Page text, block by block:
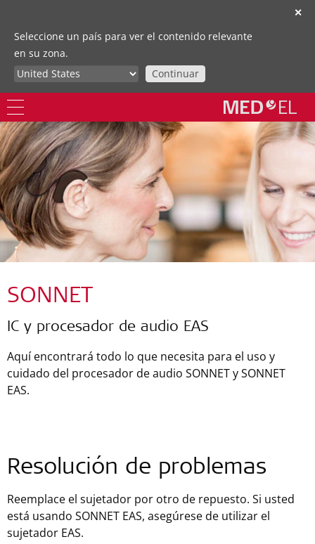
✕
Seleccione un país para ver el contenido relevante
en su zona.
Continuar
SONNET
IC y procesador de audio EAS
Aquí encontrará todo lo que necesita para el uso y
cuidado del procesador de audio SONNET y SONNET
EAS.
Resolución de problemas
Reemplace el sujetador por otro de repuesto. Si usted
está usando SONNET EAS, asegúrese de utilizar el
sujetador EAS.